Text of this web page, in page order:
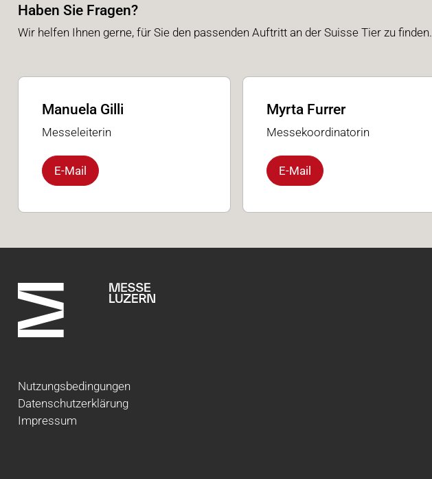
Haben Sie Fragen?
Wir helfen Ihnen gerne, für Sie den passenden Auftritt an der Suisse Tier zu finden.
Manuela Gilli
Messeleiterin
E-Mail
Myrta Furrer
Messekoordinatorin
E-Mail
Nutzungsbedingungen
Datenschutzerklärung
Impressum